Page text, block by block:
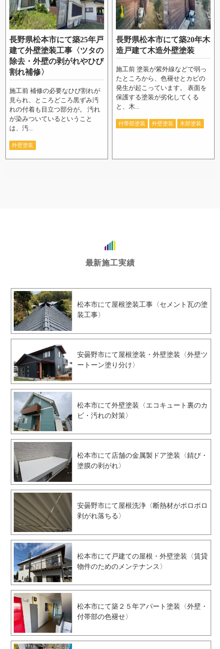
長野県松本市にて築25年戸
建て外壁塗装工事〈ツタの
除去・外壁の剥がれやひび
割れ補修〉
施工前 補修の必要なひび割れが
見られ、ところどころ黒ずみ汚
れの付着も目立つ部分が。 汚れ
が染みついているということ
は、汚...
外壁塗装
長野県松本市にて築20年木
造戸建て木造外壁塗装
施工前 塗装が紫外線などで弱っ
たところから、色褪せとカビの
発生が起こっています。 表面を
保護する塗装が劣化してくる
と、木...
付帯部塗装 外壁塗装 木部塗装
最新施工実績
松本市にて屋根塗装工事〈セメント瓦の塗
装工事〉
安曇野市にて屋根塗装・外壁塗装〈外壁ツ
ートーン塗り分け〉
松本市にて外壁塗装〈エコキュート裏のカ
ビ・汚れの対策〉
松本市にて店舗の金属製ドア塗装〈錆び・
塗膜の剥がれ〉
安曇野市にて屋根洗浄〈断熱材がポロポロ
剥がれ落ちる〉
松本市にて戸建ての屋根・外壁塗装〈賃貸
物件のためのメンテナンス〉
松本市にて築２５年アパート塗装〈外壁・
付帯部の色褪せ〉